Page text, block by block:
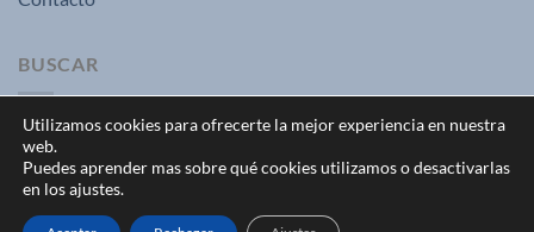
BUSCAR
Utilizamos cookies para ofrecerte la mejor experiencia en nuestra
web.
Puedes aprender mas sobre qué cookies utilizamos o desactivarlas
en los ajustes.